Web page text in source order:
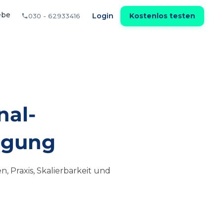
030 - 62933416 Login Kostenlos testen
Praxis, Skalierbarkeit und